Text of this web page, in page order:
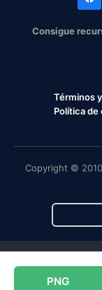
PNG
Consigue
Términos
Política de
Copyright ©